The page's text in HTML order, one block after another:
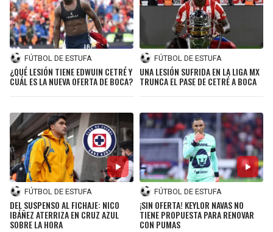
FÚTBOL DE ESTUFA
¿QUÉ LESIÓN TIENE EDWUIN CETRÉ Y
CUÁL ES LA NUEVA OFERTA DE BOCA?
FÚTBOL DE ESTUFA
UNA LESIÓN SUFRIDA EN LA LIGA MX
TRUNCA EL PASE DE CETRÉ A BOCA
FÚTBOL DE ESTUFA
DEL SUSPENSO AL FICHAJE: NICO
IBÁÑEZ ATERRIZA EN CRUZ AZUL
SOBRE LA HORA
FÚTBOL DE ESTUFA
¡SIN OFERTA! KEYLOR NAVAS NO
TIENE PROPUESTA PARA RENOVAR
CON PUMAS